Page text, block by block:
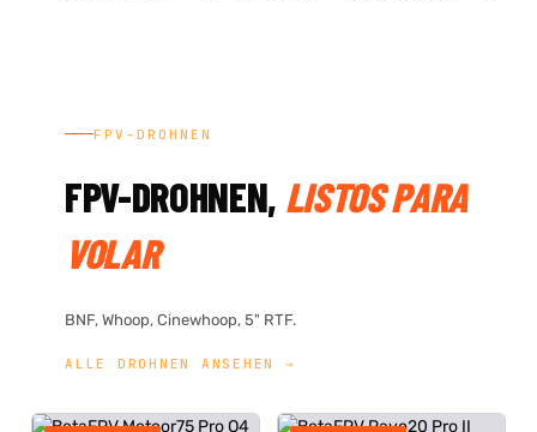
FPV-DROHNEN
FPV-DROHNEN, LISTOS PARA
VOLAR
BNF, Whoop, Cinewhoop, 5" RTF.
ALLE DROHNEN ANSEHEN →